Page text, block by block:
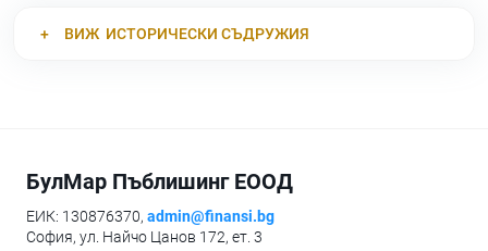
ВИЖ ИСТОРИЧЕСКИ СЪДРУЖИЯ
БулМар Пъблишинг ЕООД
ЕИК: 130876370, admin@finansi.bg
София, ул. Найчо Цанов 172, ет. 3